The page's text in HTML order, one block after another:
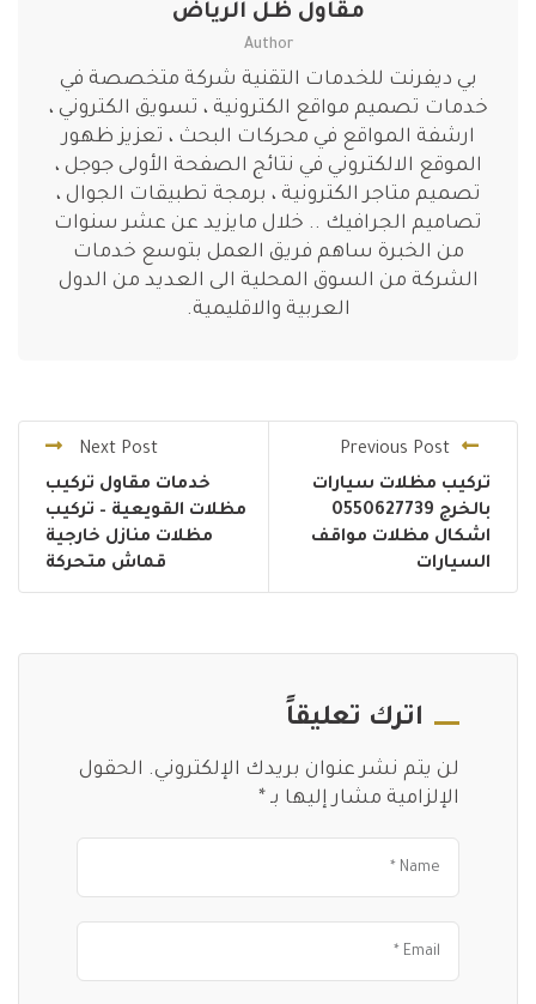
مقاول ظل الرياض
Author
بي ديفرنت للخدمات التقنية شركة متخصصة في
خدمات تصميم مواقع الكترونية ، تسويق الكتروني ،
ارشفة المواقع في محركات البحث ، تعزيز ظهور
الموقع الالكتروني في نتائج الصفحة الأولى جوجل ،
تصميم متاجر الكترونية ، برمجة تطبيقات الجوال ،
تصاميم الجرافيك .. خلال مايزيد عن عشر سنوات
من الخبرة ساهم فريق العمل بتوسع خدمات
الشركة من السوق المحلية الى العديد من الدول
العربية والاقليمية.
Previous Post
تركيب مظلات سيارات
بالخرج 0550627739
اشكال مظلات مواقف
السيارات
Next Post
خدمات مقاول تركيب
مظلات القويعية – تركيب
مظلات منازل خارجية
قماش متحركة
اترك تعليقاً
لن يتم نشر عنوان بريدك الإلكتروني. الحقول
الإلزامية مشار إليها بـ *